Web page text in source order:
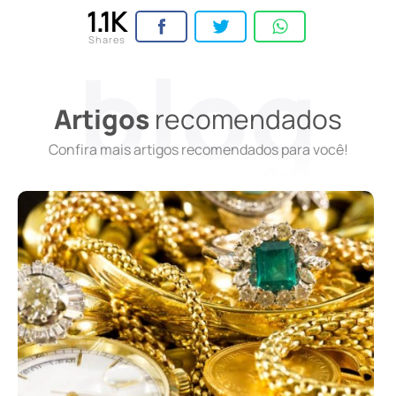
1.1K
Shares
Artigosrecomendados
Confira mais artigos recomendados para você!